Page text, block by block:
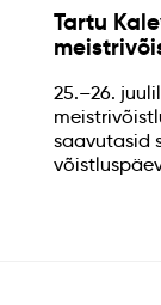
Tartu
25.–26.
saavutasid